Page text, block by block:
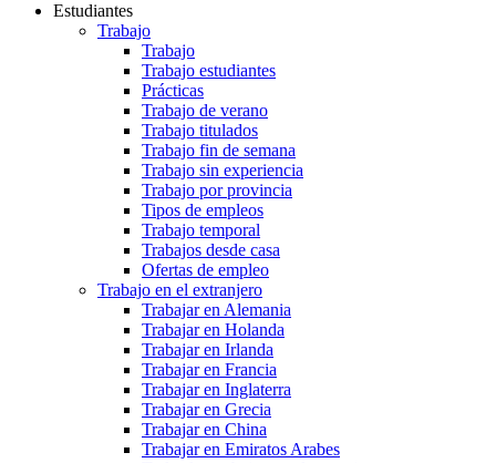
Estudiantes
Trabajo
Trabajo
Trabajo estudiantes
Prácticas
Trabajo de verano
Trabajo titulados
Trabajo fin de semana
Trabajo sin experiencia
Trabajo por provincia
Tipos de empleos
Trabajo temporal
Trabajos desde casa
Ofertas de empleo
Trabajo en el extranjero
Trabajar en Alemania
Trabajar en Holanda
Trabajar en Irlanda
Trabajar en Francia
Trabajar en Inglaterra
Trabajar en Grecia
Trabajar en China
Trabajar en Emiratos Arabes